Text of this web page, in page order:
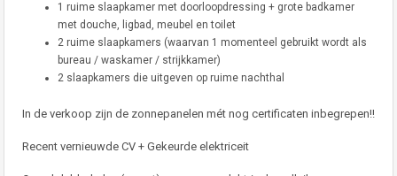
1 ruime slaapkamer met doorloopdressing + grote badkamer
met douche, ligbad, meubel en toilet
2 ruime slaapkamers (waarvan 1 momenteel gebruikt wordt als
bureau / waskamer / strijkkamer)
2 slaapkamers die uitgeven op ruime nachthal
In de verkoop zijn de zonnepanelen mét nog certificaten inbegrepen!!
Recent vernieuwde CV + Gekeurde elektriceit